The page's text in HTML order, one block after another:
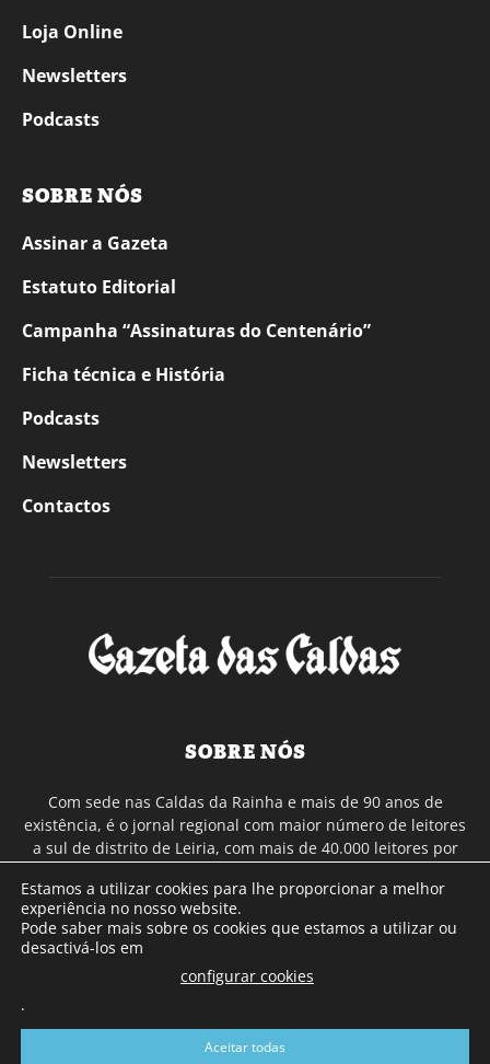
Loja Online
Newsletters
Podcasts
SOBRE NÓS
Assinar a Gazeta
Estatuto Editorial
Campanha “Assinaturas do Centenário”
Ficha técnica e História
Podcasts
Newsletters
Contactos
SOBRE NÓS
Com sede nas Caldas da Rainha e mais de 90 anos de
existência, é o jornal regional com maior número de leitores
a sul de distrito de Leiria, com mais de 40.000 leitores por
Continental e assinatura online.
SIGA-NOS
Estamos a utilizar cookies para lhe proporcionar a melhor
experiência no nosso website.
Pode saber mais sobre os cookies que estamos a utilizar ou
desactivá-los em
configurar cookies
.
Aceitar todas